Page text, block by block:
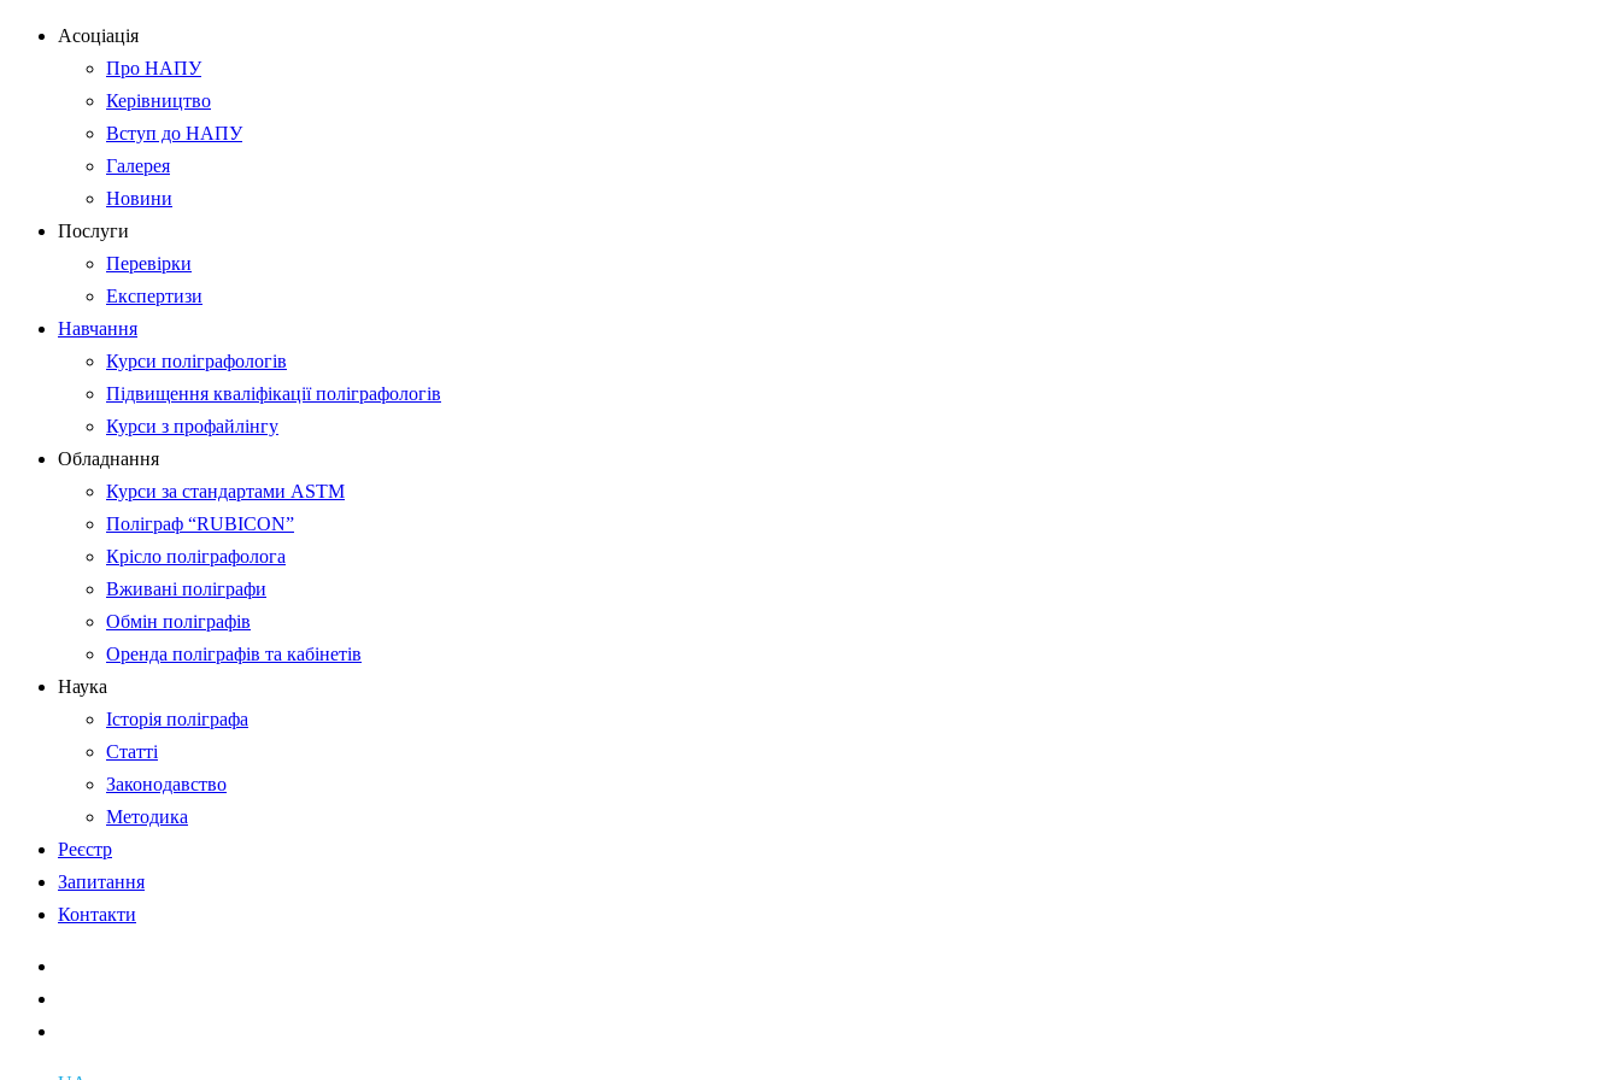
Асоціація
Про НАПУ
Керівництво
Вступ до НАПУ
Галерея
Новини
Послуги
Перевірки
Експертизи
Навчання
Курси поліграфологів
Підвищення кваліфікації поліграфологів
Курси з профайлінгу
Обладнання
Курси за стандартами ASTM
Поліграф “RUBICON”
Крісло поліграфолога
Вживані поліграфи
Обмін поліграфів
Оренда поліграфів та кабінетів
Наука
Історія поліграфа
Статті
Законодавство
Методика
Реєстр
Запитання
Контакти